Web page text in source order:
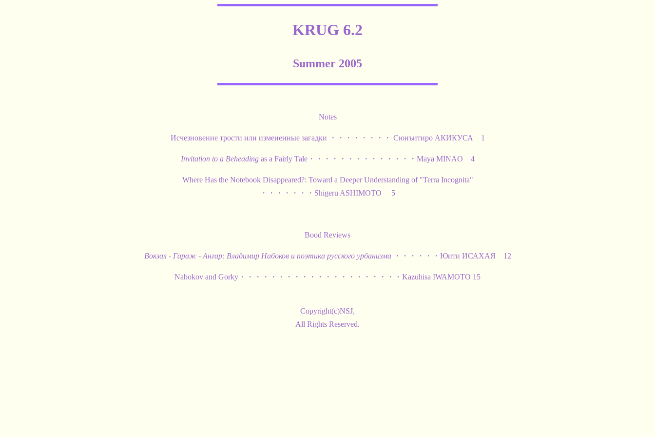
KRUG 6.2
Summer 2005
Notes
Исчезновение трости или измененные загадки ・・・・・・・・ Сюнъитиро АКИКУСА 1
Invitation to a Beheadingas a Fairly Tale・・・・・・・・・・・・・・Maya MINAO 4
Where Has the Notebook Disappeared?: Toward a Deeper Understanding of "Terra Incognita"
・・・・・・・Shigeru ASHIMOTO 5
Bood Reviews
Вокзал - Гараж - Ангар: Владимир Набоков и поэтика русского урбанизма・・・・・・Юити ИСАХАЯ 12
Nabokov and Gorky・・・・・・・・・・・・・・・・・・・・・Kazuhisa IWAMOTO 15
Copyright(c)NSJ,
All Rights Reserved.